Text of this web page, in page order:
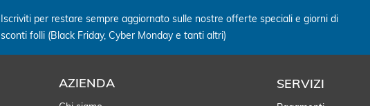
Iscriviti per restare sempre aggiornato sulle nostre offerte speciali e giorni di
sconti folli (Black Friday, Cyber Monday e tanti altri)
AZIENDA SERVIZI